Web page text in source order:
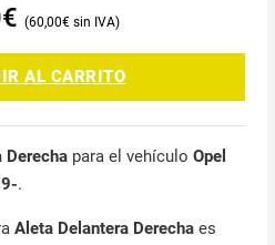
€ 60,00€
AL CARRITO
Derechapara el vehículo Opel
.
Aleta Delantera Derechaes